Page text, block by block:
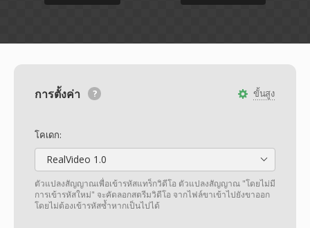
ขั้นสูง
การตั้งค่า
โคเดก:
RealVideo 1.0
ตัวแปลงสัญญาณเพื่อเข้ารหัสแทร็กวิดีโอ ตัวแปลงสัญญาณ "โดยไม่มี
การเข้ารหัสใหม่" จะคัดลอกสตรีมวิดีโอ จากไฟล์ขาเข้าไปยังขาออก
โดยไม่ต้องเข้ารหัสซ้ำหากเป็นไปได้